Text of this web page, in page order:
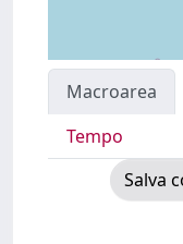
Macroarea
Tempo
Salva